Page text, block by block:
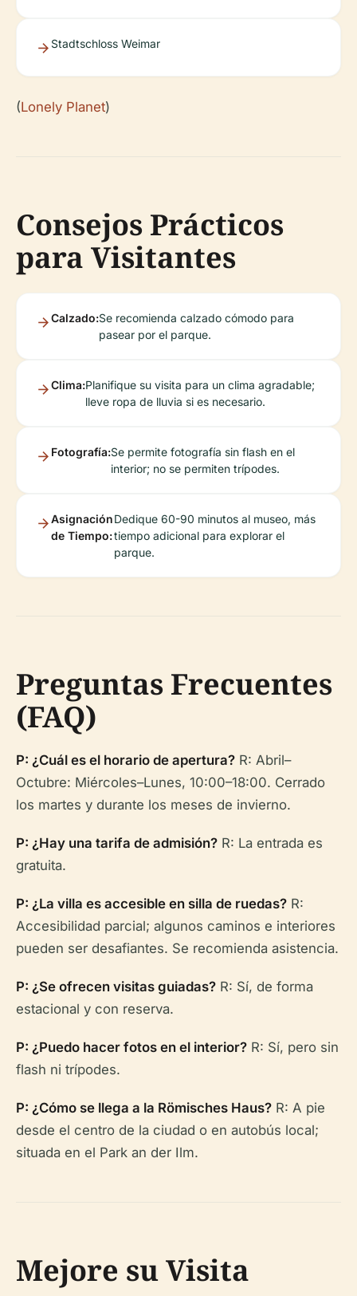
Stadtschloss Weimar
(Lonely Planet)
Consejos Prácticos
para Visitantes
Calzado:Se recomienda calzado cómodo para
pasear por el parque.
Clima:Planifique su visita para un clima agradable;
lleve ropa de lluvia si es necesario.
Fotografía:Se permite fotografía sin flash en el
interior; no se permiten trípodes.
Asignación
de Tiempo:
Dedique 60-90 minutos al museo, más
tiempo adicional para explorar el
parque.
Preguntas Frecuentes
(FAQ)
P: ¿Cuál es el horario de apertura? R: Abril–
Octubre: Miércoles–Lunes, 10:00–18:00. Cerrado
los martes y durante los meses de invierno.
P: ¿Hay una tarifa de admisión? R: La entrada es
gratuita.
P: ¿La villa es accesible en silla de ruedas? R:
Accesibilidad parcial; algunos caminos e interiores
pueden ser desafiantes. Se recomienda asistencia.
P: ¿Se ofrecen visitas guiadas? R: Sí, de forma
estacional y con reserva.
P: ¿Puedo hacer fotos en el interior? R: Sí, pero sin
flash ni trípodes.
P: ¿Cómo se llega a la Römisches Haus? R: A pie
desde el centro de la ciudad o en autobús local;
situada en el Park an der Ilm.
Mejore su Visita